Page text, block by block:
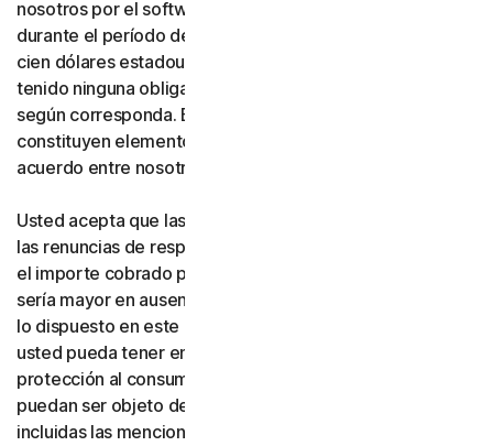
nosotros por el software o los servicios aplicables
durante el período de suscripción correspondiente, o
cien dólares estadounidenses (100 USD) si usted no ha
tenido ninguna obligación de pago frente a nosotros,
según corresponda. Estas exclusiones y limitaciones
constituyen elementos fundamentales de la base del
acuerdo entre nosotros y usted.
Usted acepta que las limitaciones de responsabilidad y
las renuncias de responsabilidad de esta sección reflejan
el importe cobrado por el software y los servicios, que
sería mayor en ausencia de dichas limitaciones. Nada de
lo dispuesto en este acuerdo limita los derechos que
usted pueda tener en virtud de las leyes vigentes de
protección al consumidor u otras leyes aplicables que no
puedan ser objeto de renuncia en su jurisdicción,
incluidas las mencionadas específicamente en la sección